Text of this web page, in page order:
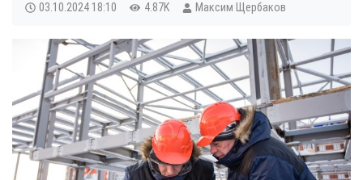
03.10.2024 18:10 4.87K Максим Щербаков